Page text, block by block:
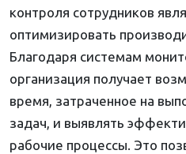
контроля сотрудников
оптимизировать
Благодаря системам
организация получает
время, затраченное на
задач, и выявлять
рабочие процессы. Это